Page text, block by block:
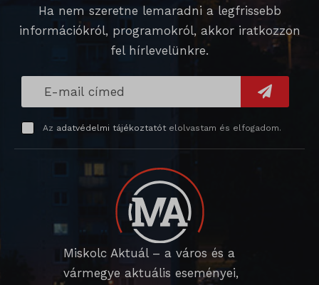
Ha nem szeretne lemaradni a legfrissebb
információkról, programokról, akkor iratkozzon
fel hírlevelünkre.
Az adatvédelmi tájékoztatótelolvastam és elfogadom.
Miskolc Aktuál – a város és a
vármegye aktuális eseményei,